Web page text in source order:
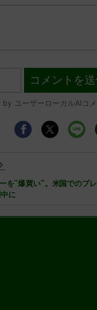
を”爆買い”。米国でのプレ
に